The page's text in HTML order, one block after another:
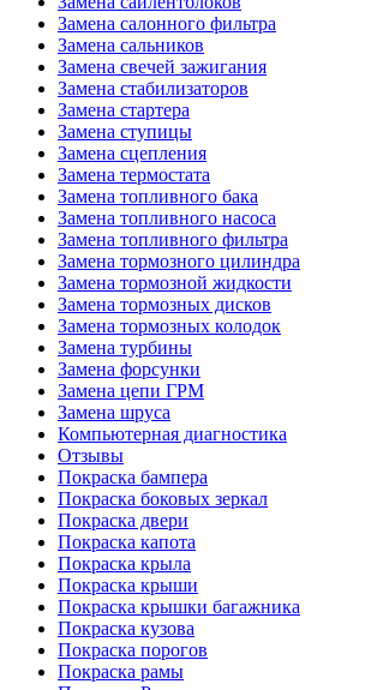
Замена салонного фильтра
Замена сальников
Замена свечей зажигания
Замена стабилизаторов
Замена стартера
Замена ступицы
Замена сцепления
Замена термостата
Замена топливного бака
Замена топливного насоса
Замена топливного фильтра
Замена тормозного цилиндра
Замена тормозной жидкости
Замена тормозных дисков
Замена тормозных колодок
Замена турбины
Замена форсунки
Замена цепи ГРМ
Замена шруса
Компьютерная диагностика
Отзывы
Покраска бампера
Покраска боковых зеркал
Покраска двери
Покраска капота
Покраска крыла
Покраска крыши
Покраска крышки багажника
Покраска кузова
Покраска порогов
Покраска рамы